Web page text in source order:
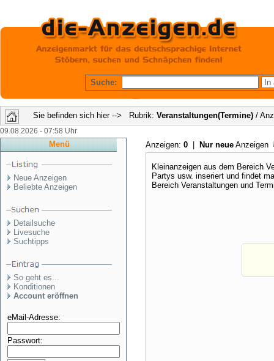
Suche:
Sie befinden sich hier --> Rubrik: Veranstaltungen(Termine) /
09.08.2026 - 07:58 Uhr
Menü
Neue Anzeigen
Beliebte Anzeigen
Detailsuche
Livesuche
Suchtipps
So geht es...
Konditionen
Account eröffnen
eMail-Adresse:
Passwort:
Anzeigen: 0 Nur neue Anzeigen
Kleinanzeigen aus dem Bereich
Partys usw. inseriert und findet
Bereich Veranstaltungen und